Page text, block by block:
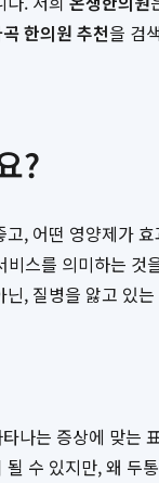
한의원 추천을 검
?
, 어떤 영양제가
스를 의미하는
, 질병을 앓고 있
는 증상에 맞
수 있지만, 왜